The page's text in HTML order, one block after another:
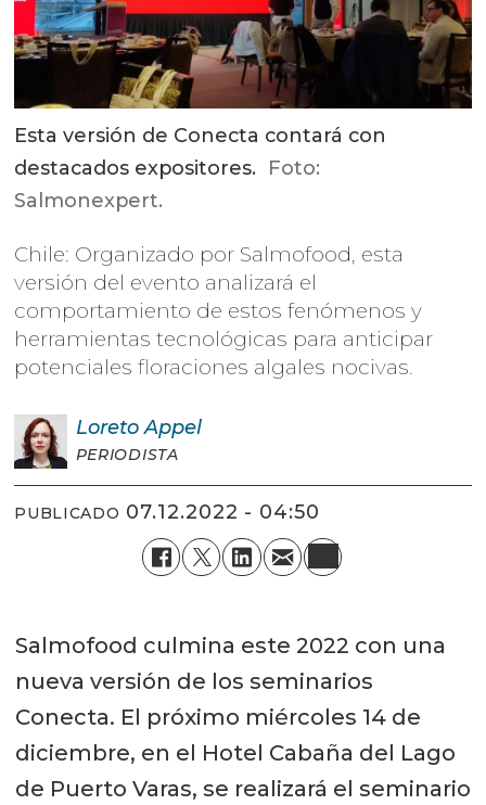
Esta versión de Conecta contará con
destacados expositores. Foto:
Salmonexpert.
Chile: Organizado por Salmofood, esta
versión del evento analizará el
comportamiento de estos fenómenos y
herramientas tecnológicas para anticipar
potenciales floraciones algales nocivas.
Loreto Appel
PERIODISTA
PUBLICADO 07.12.2022 - 04:50
Salmofood culmina este 2022 con una
nueva versión de los seminarios
Conecta. El próximo miércoles 14 de
diciembre, en el Hotel Cabaña del Lago
de Puerto Varas, se realizará el seminario